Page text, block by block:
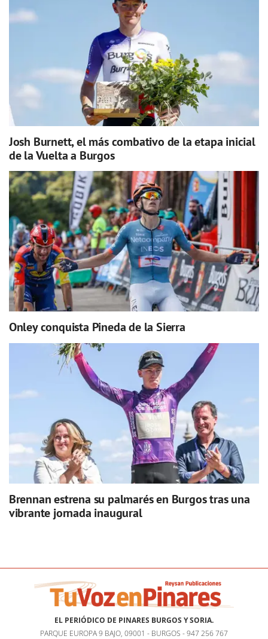
Josh Burnett, el más combativo de la etapa inicial
de la Vuelta a Burgos
Onley conquista Pineda de la Sierra
Brennan estrena su palmarés en Burgos tras una
vibrante jornada inaugural
EL PERIÓDICO DE PINARES BURGOS Y SORIA.
PARQUE EUROPA 9 BAJO, 09001 - BURGOS - 947 256 767